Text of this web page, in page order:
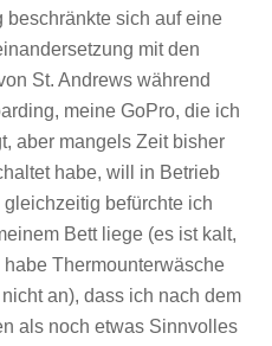
sich auf eine
mit den
St. Andrews während
meine GoPro, die ich
aber mangels Zeit bisher
habe, will in Betrieb
befürchte ich
Bett liege (es ist kalt,
Thermounterwäsche
an), dass ich nach dem
als noch etwas Sinnvolles